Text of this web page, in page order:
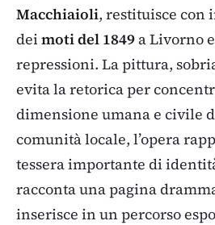
Macchiaioli, restituisce
deimoti del 1849 a Livorno
repressioni. La pittura,
evita la retorica per
dimensione umana e civile
comunità locale, l’opera
tessera importante di
racconta una pagina
inserisce in un percorso